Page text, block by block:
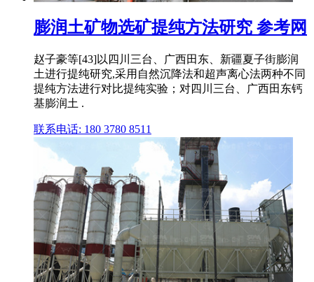
膨润土矿物选矿提纯方法研究 参考网
赵子豪等[43]以四川三台、广西田东、新疆夏子街膨润
土进行提纯研究,采用自然沉降法和超声离心法两种不同
提纯方法进行对比提纯实验；对四川三台、广西田东钙
基膨润土 .
联系电话: 180 3780 8511